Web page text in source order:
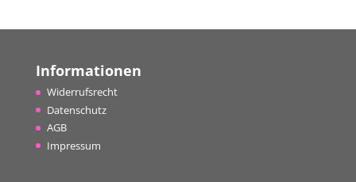
Informationen
Widerrufsrecht
Datenschutz
AGB
Impressum